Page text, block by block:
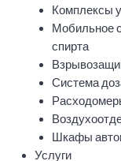
Комплексы
Мобильное
спирта
Система
Шкафы
Услуги